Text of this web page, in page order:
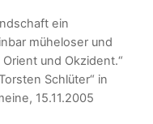
ein
müheloser und
und Okzident.“
Schlüter“ in
15.11.2005